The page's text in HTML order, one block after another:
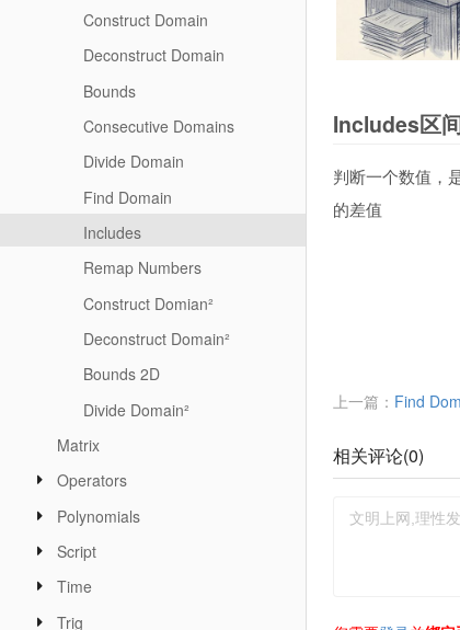
Construct Domain
Deconstruct Domain
Bounds
Consecutive Domains
Divide Domain
Find Domain
Includes
Remap Numbers
Construct Domian²
Deconstruct Domain²
Bounds 2D
Divide Domain²
Matrix
Operators
Polynomials
Script
Time
Trig
Includes区
判断一个数值，
的差值
上一篇： Find
相关评论(0)